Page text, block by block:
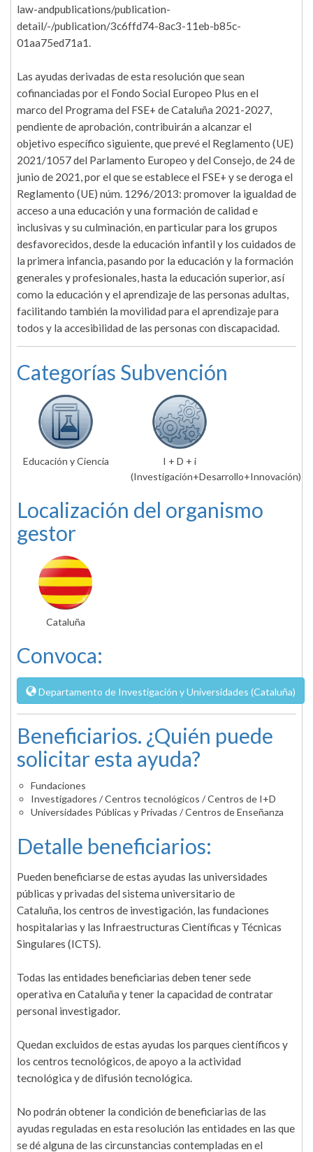
law-andpublications/publication-
detail/-/publication/3c6ffd74-8ac3-11eb-b85c-
01aa75ed71a1.
Las ayudas derivadas de esta resolución que sean
cofinanciadas por el Fondo Social Europeo Plus en el
marco del Programa del FSE+ de Cataluña 2021-2027,
pendiente de aprobación, contribuirán a alcanzar el
objetivo específico siguiente, que prevé el Reglamento (UE)
2021/1057 del Parlamento Europeo y del Consejo, de 24 de
junio de 2021, por el que se establece el FSE+ y se deroga el
Reglamento (UE) núm. 1296/2013: promover la igualdad de
acceso a una educación y una formación de calidad e
inclusivas y su culminación, en particular para los grupos
desfavorecidos, desde la educación infantil y los cuidados de
la primera infancia, pasando por la educación y la formación
generales y profesionales, hasta la educación superior, así
como la educación y el aprendizaje de las personas adultas,
facilitando también la movilidad para el aprendizaje para
todos y la accesibilidad de las personas con discapacidad.
Categorías Subvención
Educación y Ciencia
I + D + i
(Investigación+Desarrollo+Innovación)
Localización del organismo
gestor
Cataluña
Convoca:
Departamento de Investigación y Universidades (Cataluña)
Beneficiarios. ¿Quién puede
solicitar esta ayuda?
Fundaciones
Investigadores / Centros tecnológicos / Centros de I+D
Universidades Públicas y Privadas / Centros de Enseñanza
Detalle beneficiarios:
Pueden beneficiarse de estas ayudas las universidades
públicas y privadas del sistema universitario de
Cataluña, los centros de investigación, las fundaciones
hospitalarias y las Infraestructuras Científicas y Técnicas
Singulares (ICTS).
Todas las entidades beneficiarias deben tener sede
operativa en Cataluña y tener la capacidad de contratar
personal investigador.
Quedan excluidos de estas ayudas los parques científicos y
los centros tecnológicos, de apoyo a la actividad
tecnológica y de difusión tecnológica.
No podrán obtener la condición de beneficiarias de las
ayudas reguladas en esta resolución las entidades en las que
se dé alguna de las circunstancias contempladas en el